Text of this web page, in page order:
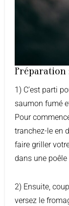
Préparation
1) C’est parti pour confectionner votre super bagel au
saumon fumé
Pour
tranchez-le en
faire griller
dans une
2) Ensuite,
versez le